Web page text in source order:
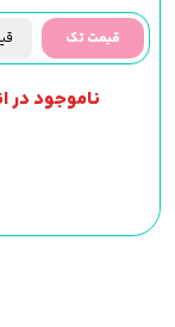
قیمت تک
ناموجود در